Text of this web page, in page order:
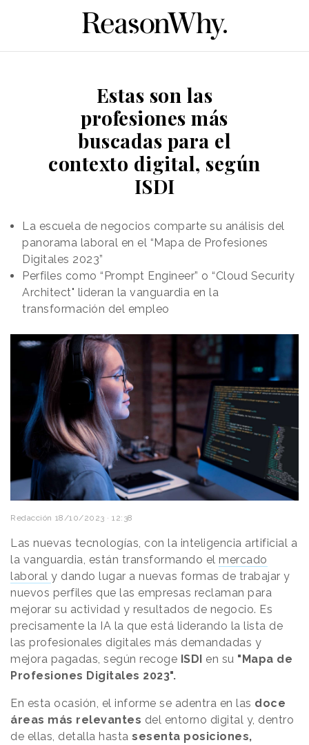
Estas son las
profesiones más
buscadas para el
contexto digital, según
ISDI
La escuela de negocios comparte su análisis del
panorama laboral en el “Mapa de Profesiones
Digitales 2023”
Perfiles como “Prompt Engineer” o “Cloud Security
Architect" lideran la vanguardia en la
transformación del empleo
Redacción 18/10/2023 · 12:38
Las nuevas tecnologías, con la inteligencia artificial a
la vanguardia, están transformando el mercado
laboral y dando lugar a nuevas formas de trabajar y
nuevos perfiles que las empresas reclaman para
mejorar su actividad y resultados de negocio. Es
precisamente la IA la que está liderando la lista de
las profesionales digitales más demandadas y
mejora pagadas, según recoge ISDI en su "Mapa de
Profesiones Digitales 2023".
En esta ocasión, el informe se adentra en las doce
áreas más relevantes del entorno digital y, dentro
de ellas, detalla hasta sesenta posiciones,